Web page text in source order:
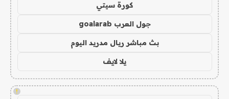
كورة سيتي
جول العرب goalarab
بث مباشر ريال مدريد اليوم
يلا لايف
!